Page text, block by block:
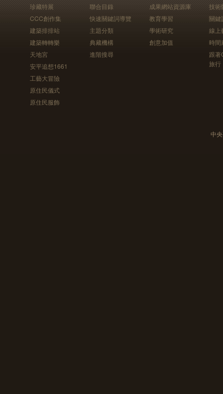
珍藏特展
CCC創作集
建築排排站
建築轉轉樂
天地宮
安平追想1661
工藝大冒險
原住民儀式
原住民服飾
聯合目錄
快速關鍵詞導覽
主題分類
典藏機構
進階搜尋
成果網站資源庫
教育學習
學術研究
創意加值
技術
關鍵
線上
時間
跟
旅行
中